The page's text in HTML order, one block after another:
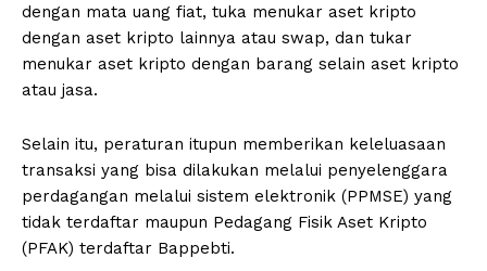
dengan mata uang fiat, tuka menukar aset kripto
dengan aset kripto lainnya atau swap, dan tukar
menukar aset kripto dengan barang selain aset kripto
atau jasa.
Selain itu, peraturan itupun memberikan keleluasaan
transaksi yang bisa dilakukan melalui penyelenggara
perdagangan melalui sistem elektronik (PPMSE) yang
tidak terdaftar maupun Pedagang Fisik Aset Kripto
(PFAK) terdaftar Bappebti.